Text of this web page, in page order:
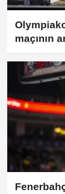
maçının